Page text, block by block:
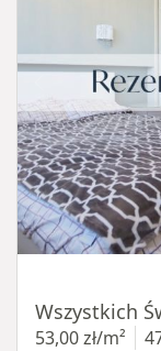
Wszystkich
53,00 zł/m²